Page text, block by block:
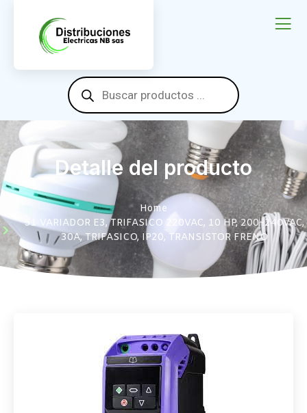
Detalle del producto
Home
51 VARIADOR E3, TRIFASICO 220VAC, 10 HP, 200~240VAC,
30A, TRIFASICO, IP20, TRANSISTOR FRENO